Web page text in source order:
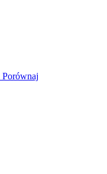
Porównaj